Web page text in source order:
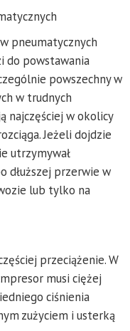
pneumatycznych
do powstawania
powszechny w
w trudnych
najczęściej w okolicy
Jeżeli dojdzie
utrzymywał
dłuższej przerwie w
lub tylko na
przeciążenie. W
musi ciężej
ciśnienia
zużyciem i usterką